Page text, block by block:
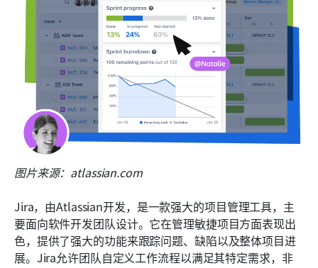
图片来源：atlassian.com
Jira，由Atlassian开发，是一款强大的项目管理工具，主
要面向软件开发团队设计。它在管理敏捷项目方面表现出
色，提供了强大的功能来跟踪问题、缺陷以及整体项目进
展。Jira允许团队自定义工作流程以满足其特定需求，非